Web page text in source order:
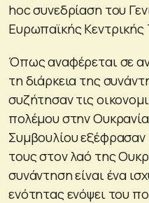
hoc συνεδρίαση του
Ευρωπαϊκής
Όπως αναφέρεται σε
τη διάρκεια της
συζήτησαν τις
πολέμου στην
Συμβουλίου
τους στον λαό της
συνάντηση είναι ένα
ενότητας ενόψει του